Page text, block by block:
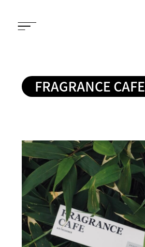
FRAGRANCE CAFE